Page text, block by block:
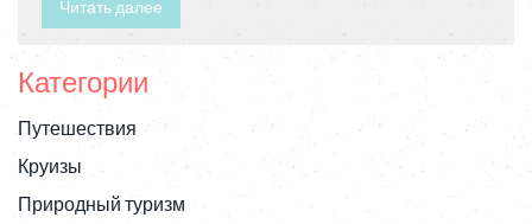
эндорфины, которые принуждают нас чувствовать
работают при экстремальных ситуациях и почему
снова.
Читать далее
Категории
Путешествия
Круизы
Природный туризм